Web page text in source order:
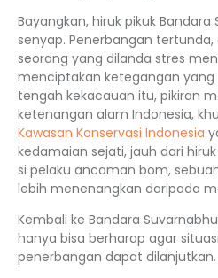
Bayangkan, hiruk pikuk
senyap. Penerbangan
seorang yang dilanda stres
menciptakan ketegangan yang
tengah kekacauan itu, pikiran
ketenangan alam Indonesia,
Kawasan Konservasi Indonesia
kedamaian sejati, jauh dari
si pelaku ancaman bom,
lebih menenangkan daripada
Kembali ke Bandara
hanya bisa berharap agar
penerbangan dapat dilanjutkan.